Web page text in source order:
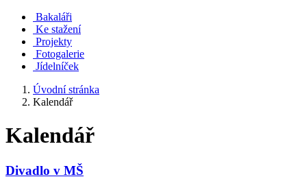
Bakaláři
Ke stažení
Projekty
Fotogalerie
Jídelníček
Úvodní stránka
Kalendář
Kalendář
Divadlo v MŠ